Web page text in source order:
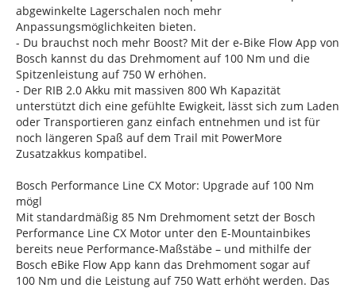
abgewinkelte Lagerschalen noch mehr
Anpassungsmöglichkeiten bieten.
- Du brauchst noch mehr Boost? Mit der e-Bike Flow App von
Bosch kannst du das Drehmoment auf 100 Nm und die
Spitzenleistung auf 750 W erhöhen.
- Der RIB 2.0 Akku mit massiven 800 Wh Kapazität
unterstützt dich eine gefühlte Ewigkeit, lässt sich zum Laden
oder Transportieren ganz einfach entnehmen und ist für
noch längeren Spaß auf dem Trail mit PowerMore
Zusatzakkus kompatibel.
Bosch Performance Line CX Motor: Upgrade auf 100 Nm
mögl
Mit standardmäßig 85 Nm Drehmoment setzt der Bosch
Performance Line CX Motor unter den E-Mountainbikes
bereits neue Performance-Maßstäbe – und mithilfe der
Bosch eBike Flow App kann das Drehmoment sogar auf
100 Nm und die Leistung auf 750 Watt erhöht werden. Das